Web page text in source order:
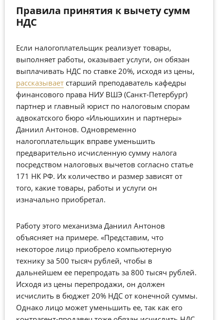
Правила принятия к вычету сумм
НДС
Если налогоплательщик реализует товары,
выполняет работы, оказывает услуги, он обязан
выплачивать НДС по ставке 20%, исходя из цены,
рассказывает старший преподаватель кафедры
финансового права НИУ ВШЭ (Санкт-Петербург)
партнер и главный юрист по налоговым спорам
адвокатского бюро «Ильюшихин и партнеры»
Даниил Антонов. Одновременно
налогоплательщик вправе уменьшить
предварительно исчисленную сумму налога
посредством налоговых вычетов согласно статье
171 НК РФ. Их количество и размер зависят от
того, какие товары, работы и услуги он
изначально приобретал.
Работу этого механизма Даниил Антонов
объясняет на примере. «Представим, что
некоторое лицо приобрело компьютерную
технику за 500 тысяч рублей, чтобы в
дальнейшем ее перепродать за 800 тысяч рублей.
Исходя из цены перепродажи, он должен
исчислить в бюджет 20% НДС от конечной суммы.
Однако лицо может уменьшить ее, так как его